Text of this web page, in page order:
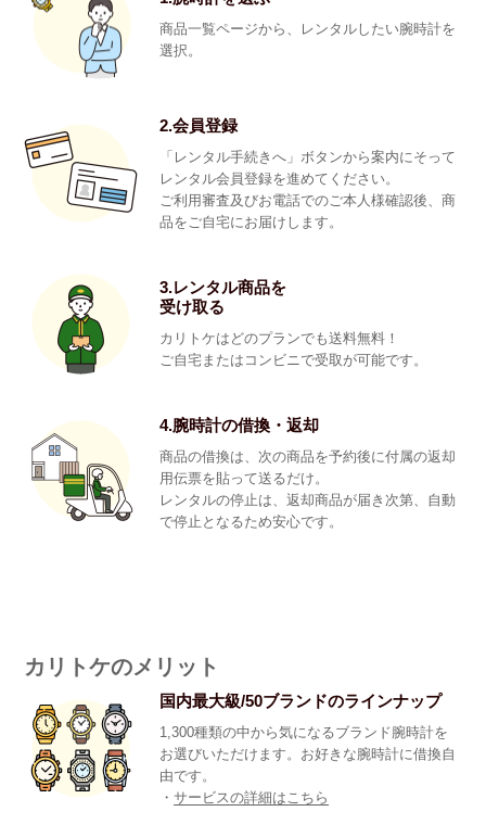
商品一覧ページから、レンタルしたい腕時計を
選択。
2.会員登録
「レンタル手続きへ」ボタンから案内にそって
レンタル会員登録を進めてください。
ご利用審査及びお電話でのご本人様確認後、商
品をご自宅にお届けします。
3.レンタル商品を
受け取る
カリトケはどのプランでも送料無料！
ご自宅またはコンビニで受取が可能です。
4.腕時計の借換・返却
商品の借換は、次の商品を予約後に付属の返却
用伝票を貼って送るだけ。
レンタルの停止は、返却商品が届き次第、自動
で停止となるため安心です。
カリトケのメリット
国内最大級/50ブランドのラインナップ
1,300種類の中から気になるブランド腕時計を
お選びいただけます。お好きな腕時計に借換自
由です。
・サービスの詳細はこちら